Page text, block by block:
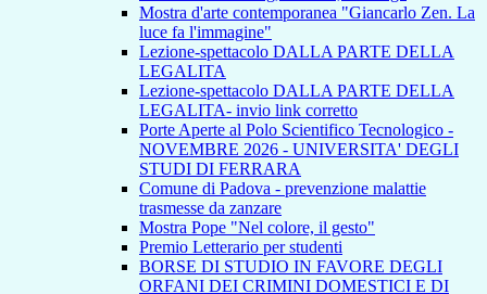
Mostra d'arte contemporanea "Giancarlo Zen. La
luce fa l'immagine"
Lezione-spettacolo DALLA PARTE DELLA
LEGALITA
Lezione-spettacolo DALLA PARTE DELLA
LEGALITA- invio link corretto
Porte Aperte al Polo Scientifico Tecnologico -
NOVEMBRE 2026 - UNIVERSITA' DEGLI
STUDI DI FERRARA
Comune di Padova - prevenzione malattie
trasmesse da zanzare
Mostra Pope "Nel colore, il gesto"
Premio Letterario per studenti
BORSE DI STUDIO IN FAVORE DEGLI
ORFANI DEI CRIMINI DOMESTICI E DI